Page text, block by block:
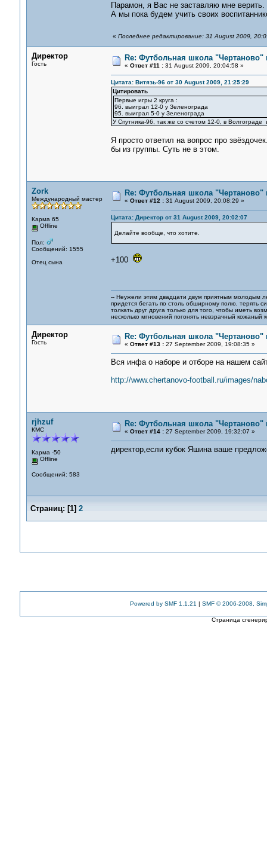
Парамон, я Вас не заставляю мне
А мы пока будем учить своих
« Последнее редактирование: 31 August 2009,
Директор
Гость
Re: Футбольная школа "Чертаново"
« Ответ #11 :31 August 2009, 20:04:58 »
Цитата: Витязь-96 от 30 August 2009, 21:25:29
Цитировать
Первые игры 2 круга :
96. выиграл 12-0 у Зеленограда
95. выиграл 5-0 у Зеленограда
У Спутника-96, так же со счетом 12-0, в
Я просто ответил на вопрос про
бы из группы. Суть не в этом.
Zork
Международный мастер
Карма 65
Offline
Пол:
Сообщений: 1555
Отец сына
Re: Футбольная школа "Чертаново"
« Ответ #12 :31 August 2009, 20:08:29 »
Цитата: Директор от 31 August 2009, 20:02:07
Делайте вообще, что хотите.
+100
-- Неужели этим двадцати двум приятным молодым
придется бегать по столь обширному полю, терять
толкать друг друга только для того, чтобы иметь
несколько мгновений погонять невзрачный кожаный
Директор
Гость
Re: Футбольная школа "Чертаново"
« Ответ #13 :27 September 2009, 19:08:35 »
Вся инфа о наборе и отборе на нашем
http://www.chertanovo-football.ru/images/
rjhzuf
КМС
Карма -50
Offline
Сообщений: 583
Re: Футбольная школа "Чертаново"
« Ответ #14 :27 September 2009, 19:32:07 »
директор,если кубок Яшина ваше
Страниц: [1] 2
Powered by SMF 1.1.21 | SMF © 2006-2008,
Страница